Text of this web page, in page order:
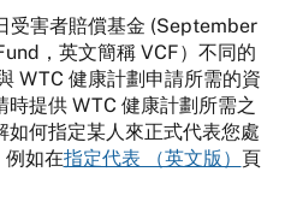
受害者賠償基金 (September
，英文簡稱 VCF）不同的
WTC 健康計劃申請所需的資
提供 WTC 健康計劃所需之
如何指定某人來正式代表您處
例如在指定代表 （英文版） 頁